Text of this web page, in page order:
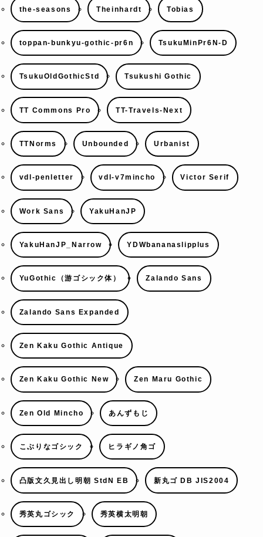
the-seasons Theinhardt Tobias
toppan-bunkyu-gothic-pr6n TsukuMinPr6N-D
TsukuOldGothicStd Tsukushi Gothic
TT Commons Pro TT-Travels-Next
TTNorms Unbounded Urbanist
vdl-penletter vdl-v7mincho Victor Serif
Work Sans YakuHanJP
YakuHanJP_Narrow YDWbananaslipplus
YuGothic（游ゴシック体） Zalando Sans
Zalando Sans Expanded
Zen Kaku Gothic Antique
Zen Kaku Gothic New Zen Maru Gothic
Zen Old Mincho あんずもじ
こぶりなゴシック ヒラギノ角ゴ
凸版文久見出し明朝 StdN EB 新丸ゴ DB JIS2004
秀英丸ゴシック 秀英横太明朝